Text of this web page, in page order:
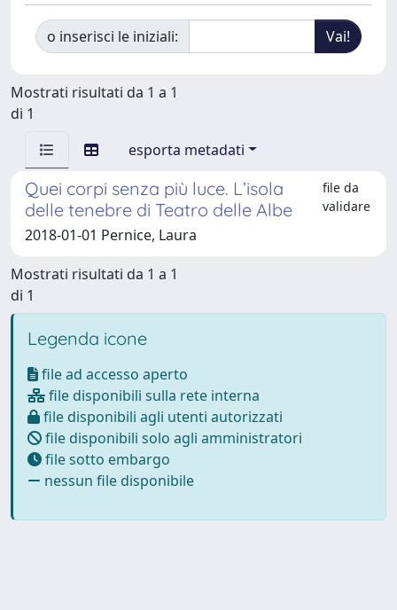
o inserisci le iniziali:
Mostrati risultati da 1 a 1
di 1
esporta metadati
Quei corpi senza più luce. L’isola
delle tenebre di Teatro delle Albe
file da
validare
2018-01-01 Pernice, Laura
Mostrati risultati da 1 a 1
di 1
Legenda icone
file ad accesso aperto
file disponibili sulla rete interna
file disponibili agli utenti autorizzati
file disponibili solo agli amministratori
file sotto embargo
nessun file disponibile